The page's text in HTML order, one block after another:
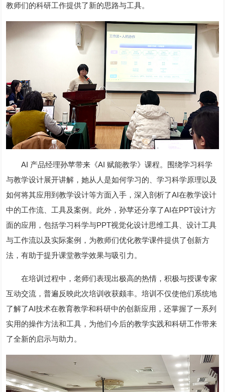
教师们的科研工作提供了新的思路与工具。
AI 产品经理孙苹带来《AI 赋能教学》课程。围绕学习科学
与教学设计展开讲解，她从人是如何学习的、学习科学原理以及
如何将其应用到教学设计等方面入手，深入剖析了AI在教学设计
中的工作流、工具及案例。此外，孙苹还分享了AI在PPT设计方
面的应用，包括学习科学与PPT视觉化设计思维工具、设计工具
与工作流以及实际案例，为教师们优化教学课件提供了创新方
法，有助于提升课堂教学效果与吸引力。
在培训过程中，老师们表现出极高的热情，积极与授课专家
互动交流，普遍反映此次培训收获颇丰。培训不仅使他们系统地
了解了AI技术在教育教学和科研中的创新应用，还掌握了一系列
实用的操作方法和工具，为他们今后的教学实践和科研工作带来
了全新的启示与助力。